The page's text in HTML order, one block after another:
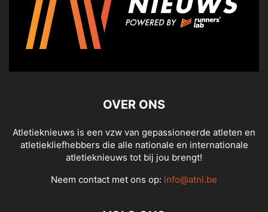
OVER ONS
Atletieknieuws is een vzw van gepassioneerde atleten en
atletiekliefhebbers die alle nationale en internationale
atletieknieuws tot bij jou brengt!
Neem contact met ons op: info@atni.be